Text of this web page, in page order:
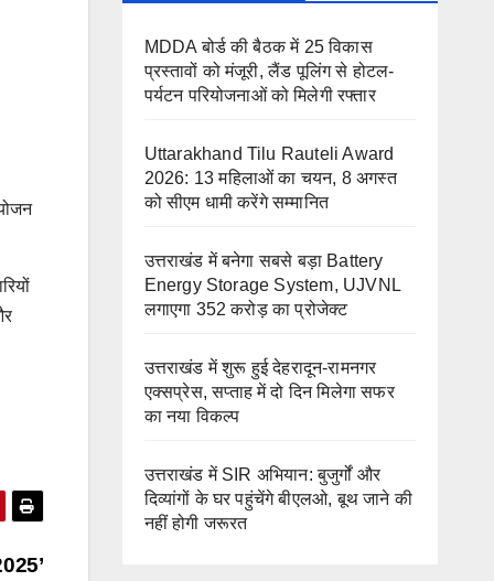
MDDA बोर्ड की बैठक में 25 विकास
प्रस्तावों को मंजूरी, लैंड पूलिंग से होटल-
पर्यटन परियोजनाओं को मिलेगी रफ्तार
Uttarakhand Tilu Rauteli Award
2026: 13 महिलाओं का चयन, 8 अगस्त
को सीएम धामी करेंगे सम्मानित
उत्तराखंड में बनेगा सबसे बड़ा Battery
Energy Storage System, UJVNL
लगाएगा 352 करोड़ का प्रोजेक्ट
उत्तराखंड में शुरू हुई देहरादून-रामनगर
एक्सप्रेस, सप्ताह में दो दिन मिलेगा सफर
का नया विकल्प
उत्तराखंड में SIR अभियान: बुजुर्गों और
दिव्यांगों के घर पहुंचेंगे बीएलओ, बूथ जाने की
नहीं होगी जरूरत